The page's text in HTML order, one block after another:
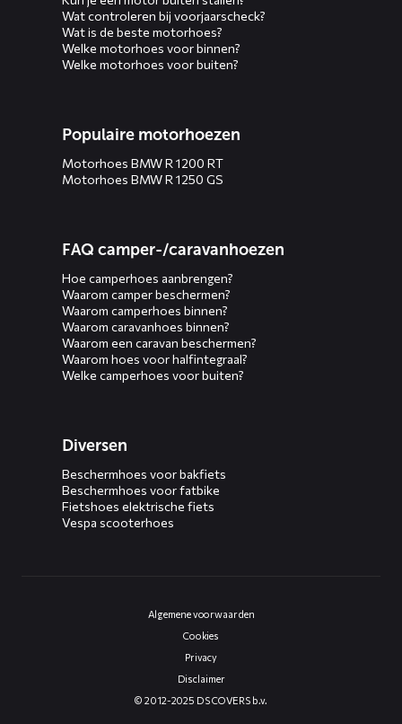
Wat controleren bij voorjaarscheck?
Wat is de beste motorhoes?
Welke motorhoes voor binnen?
Welke motorhoes voor buiten?
Populaire motorhoezen
Motorhoes BMW R 1200 RT
Motorhoes BMW R 1250 GS
FAQ camper-/caravanhoezen
Hoe camperhoes aanbrengen?
Waarom camper beschermen?
Waarom camperhoes binnen?
Waarom caravanhoes binnen?
Waarom een caravan beschermen?
Waarom hoes voor halfintegraal?
Welke camperhoes voor buiten?
Diversen
Beschermhoes voor bakfiets
Beschermhoes voor fatbike
Fietshoes elektrische fiets
Vespa scooterhoes
Algemene voorwaarden
Cookies
Privacy
Disclaimer
© 2012-2025 DS COVERS b.v.